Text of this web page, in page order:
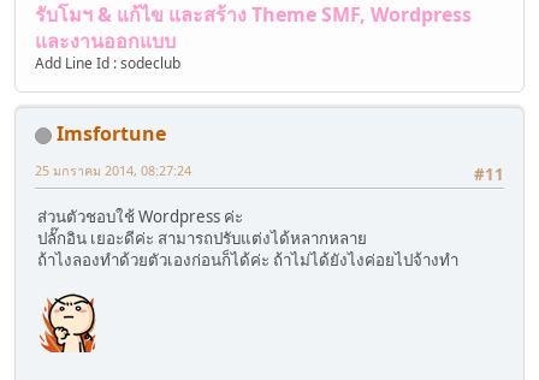
รับโมฯ & แก้ไข และสร้าง Theme SMF, Wordpress
และงานออกแบบ
Add Line Id : sodeclub
Imsfortune
#11
25 มกราคม 2014, 08:27:24
ส่วนตัวชอบใช้ Wordpress ค่ะ
ปลั๊กอิน เยอะดีค่ะ สามารถปรับแต่งได้หลากหลาย
ถ้าไงลองทำด้วยตัวเองก่อนก็ได้ค่ะ ถ้าไม่ได้ยังไงค่อยไปจ้างทำ